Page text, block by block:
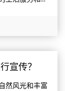
宣传？
然风光和丰富